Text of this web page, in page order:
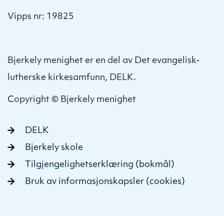
Vipps nr: 19825
Bjerkely menighet er en del av Det evangelisk-
lutherske kirkesamfunn, DELK.
Copyright © Bjerkely menighet
DELK
Bjerkely skole
Tilgjengelighetserklæring (bokmål)
Bruk av informasjonskapsler (cookies)